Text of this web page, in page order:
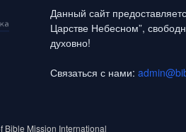
Данный сайт
Царстве Небесном”,
духовно!
Связаться с нами:
Bible Mission International